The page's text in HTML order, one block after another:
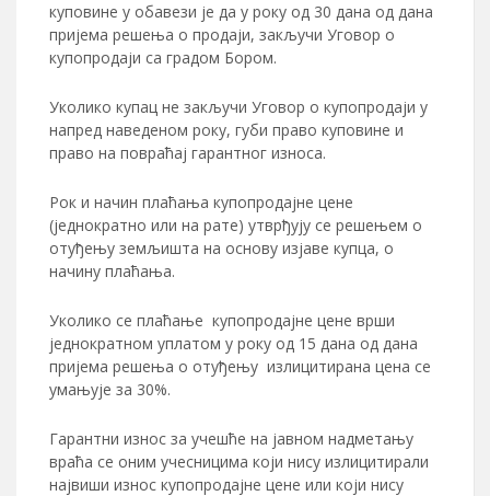
куповине у обавези је да у року од 30 дана од дана
пријема решења о продаји, закључи Уговор о
купопродаји са градом Бором.
Уколико купац не закључи Уговор о купопродаји у
напред наведеном року, губи право куповине и
право на повраћај гарантног износа.
Рок и начин плаћања купопродајне цене
(једнократно или на рате) утврђују се решењем о
отуђењу земљишта на основу изјаве купца, о
начину плаћања.
Уколико се плаћање купопродајне цене врши
једнократном уплатом у року од 15 дана од дана
пријема решења о отуђењу излицитирана цена се
умањује за 30%.
Гарантни износ за учешће на јавном надметању
враћа се оним учесницима који нису излицитирали
највиши износ купопродајне цене или који нису